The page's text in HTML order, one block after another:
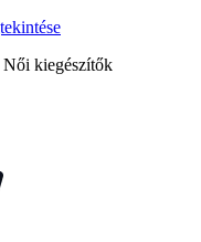
Női kiegészítők